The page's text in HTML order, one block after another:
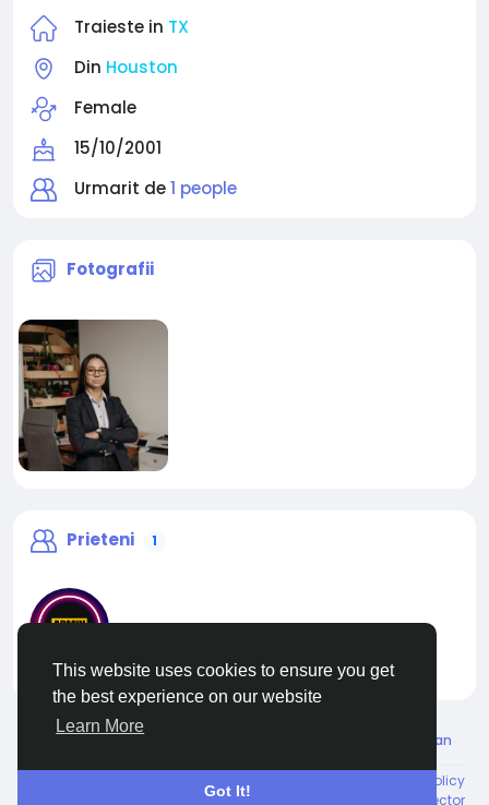
This website uses cookies to ensure you get
the best experience on our website
Learn More
Got It!
Traieste in TX
Din Houston
Female
15/10/2001
Urmarit de1 people
Fotografii
Prieteni 1
liveadmin
© 2026 Live City In Romaian
Shipping and delivery policy
Contacteaza-ne Director